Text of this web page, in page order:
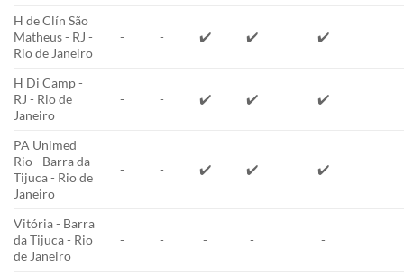
H de Clín São
Matheus - RJ -
Rio de Janeiro
- - ✔️ ✔️ ✔️
H Di Camp -
RJ - Rio de
Janeiro
- - ✔️ ✔️ ✔️
PA Unimed
Rio - Barra da
Tijuca - Rio de
Janeiro
- - ✔️ ✔️ ✔️
Vitória - Barra
da Tijuca - Rio
de Janeiro
- - - - -